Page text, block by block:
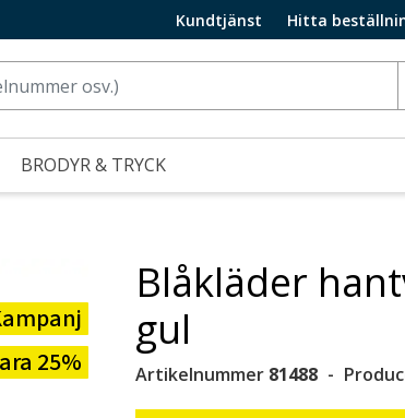
Kundtjänst Hitta
BRODYR & TRYCK
25%
Blåkläder
gul
Artikelnummer 81488